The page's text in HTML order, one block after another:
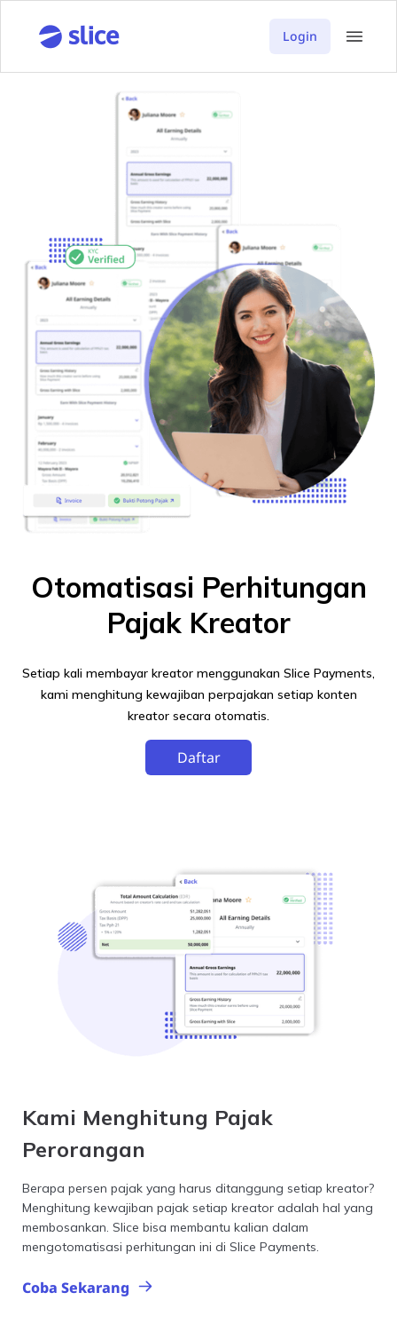
Login
Otomatisasi Perhitungan
Pajak Kreator
Setiap kali membayar kreator menggunakan Slice Payments,
kami menghitung kewajiban perpajakan setiap konten
kreator secara otomatis.
Daftar
Kami Menghitung Pajak
Perorangan
Berapa persen pajak yang harus ditanggung setiap kreator?
Menghitung kewajiban pajak setiap kreator adalah hal yang
membosankan. Slice bisa membantu kalian dalam
mengotomatisasi perhitungan ini di Slice Payments.
Coba Sekarang